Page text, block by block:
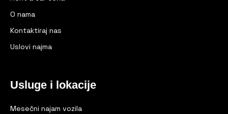
O nama
Kontaktiraj nas
Uslovi najma
Usluge i lokacije
Mesečni najam vozila